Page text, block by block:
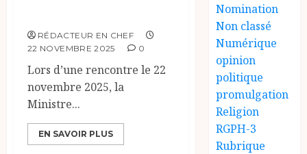
RÉDACTEUR EN CHEF
22 NOVEMBRE 2025
0
Lors d’une rencontre le 22
novembre 2025, la
Ministre...
EN SAVOIR PLUS
Nomination
Non classé
Numérique
opinion
politique
promulgation
Religion
RGPH-3
Rubrique